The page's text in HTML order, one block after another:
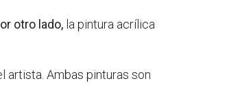
otro lado, la pintura acrílica
artista. Ambas pinturas son